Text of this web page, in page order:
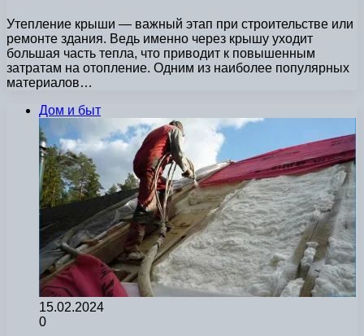
Утепление крыши — важный этап при строительстве или
ремонте здания. Ведь именно через крышу уходит
большая часть тепла, что приводит к повышенным
затратам на отопление. Одним из наиболее популярных
материалов…
Дом и быт
15.02.2024
0